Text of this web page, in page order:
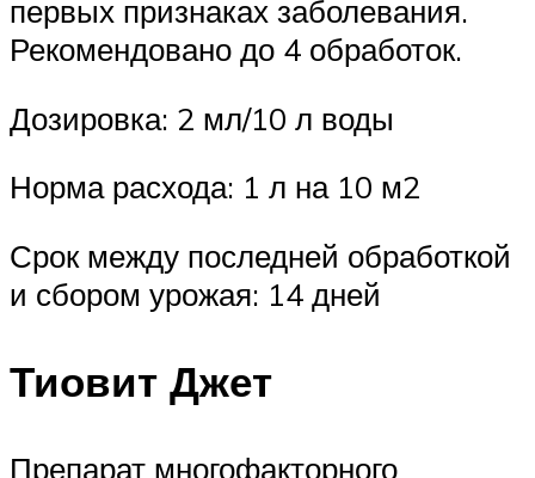
первых признаках заболевания.
Рекомендовано до 4 обработок.
Дозировка: 2 мл/10 л воды
Норма расхода: 1 л на 10 м2
Срок между последней обработкой
и сбором урожая: 14 дней
Тиовит Джет
Препарат многофакторного